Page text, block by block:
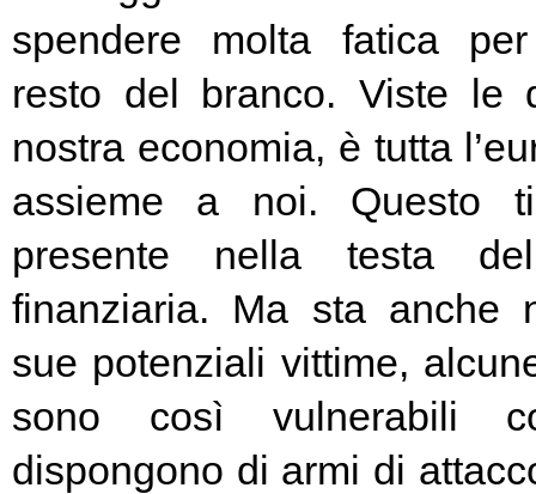
spendere molta fatica
resto del branco. Viste le
nostra economia, è tutta
assieme a noi. Questo
presente nella testa
finanziaria. Ma sta anche
sue potenziali vittime,
sono così vulnerabili
dispongono di armi di